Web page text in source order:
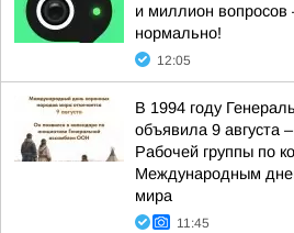
и миллион
нормально!
12:05
В 1994 году
объявила 9 августа
Рабочей группы по
Международным
мира
11:45